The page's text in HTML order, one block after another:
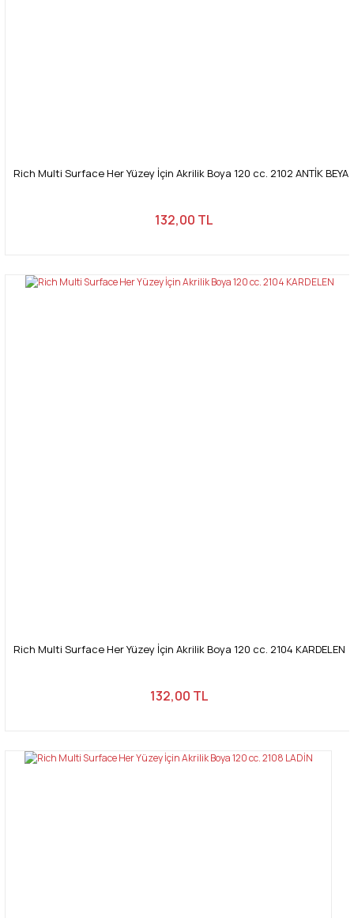
Rich Multi Surface Her Yüzey İçin Akrilik Boya 120 cc. 2102 ANTİK BEYAZ
132,00 TL
Rich Multi Surface Her Yüzey İçin Akrilik Boya 120 cc. 2104 KARDELEN
132,00 TL